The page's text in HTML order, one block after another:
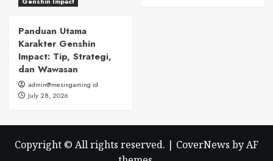
Panduan Utama
Karakter Genshin
Impact: Tip, Strategi,
dan Wawasan
admin@mesingaming.id
July 28, 2026
Copyright © All rights reserved. | CoverNews by AF